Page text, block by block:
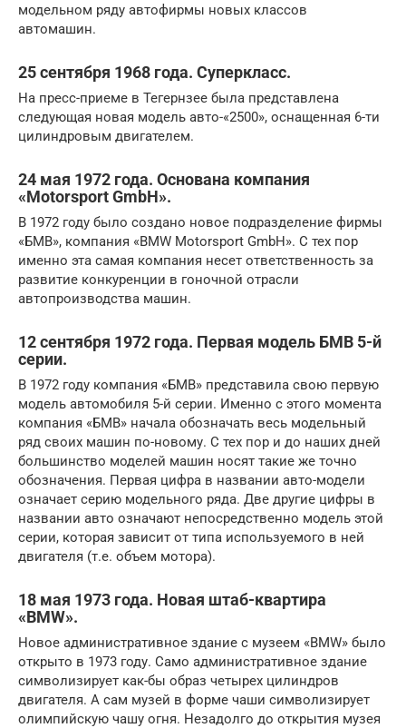
модельном ряду автофирмы новых классов
автомашин.
25 сентября 1968 года. Суперкласс.
На пресс-приеме в Тегернзее была представлена
следующая новая модель авто-«2500», оснащенная 6-ти
цилиндровым двигателем.
24 мая 1972 года. Основана компания
«Motorsport GmbH».
В 1972 году было создано новое подразделение фирмы
«БМВ», компания «BMW Motorsport GmbH». С тех пор
именно эта самая компания несет ответственность за
развитие конкуренции в гоночной отрасли
автопроизводства машин.
12 сентября 1972 года. Первая модель БМВ 5-й
серии.
В 1972 году компания «БМВ» представила свою первую
модель автомобиля 5-й серии. Именно с этого момента
компания «БМВ» начала обозначать весь модельный
ряд своих машин по-новому. С тех пор и до наших дней
большинство моделей машин носят такие же точно
обозначения. Первая цифра в названии авто-модели
означает серию модельного ряда. Две другие цифры в
названии авто означают непосредственно модель этой
серии, которая зависит от типа используемого в ней
двигателя (т.е. объем мотора).
18 мая 1973 года. Новая штаб-квартира
«BMW».
Новое административное здание с музеем «BMW» было
открыто в 1973 году. Само административное здание
символизирует как-бы образ четырех цилиндров
двигателя. А сам музей в форме чаши символизирует
олимпийскую чашу огня. Незадолго до открытия музея